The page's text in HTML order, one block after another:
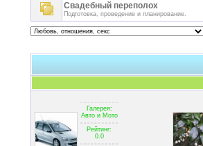
Свадебный переполох
Подготовка, проведение и планирование.
Галерея:
Авто и Мото
Рейтинг:
0.0